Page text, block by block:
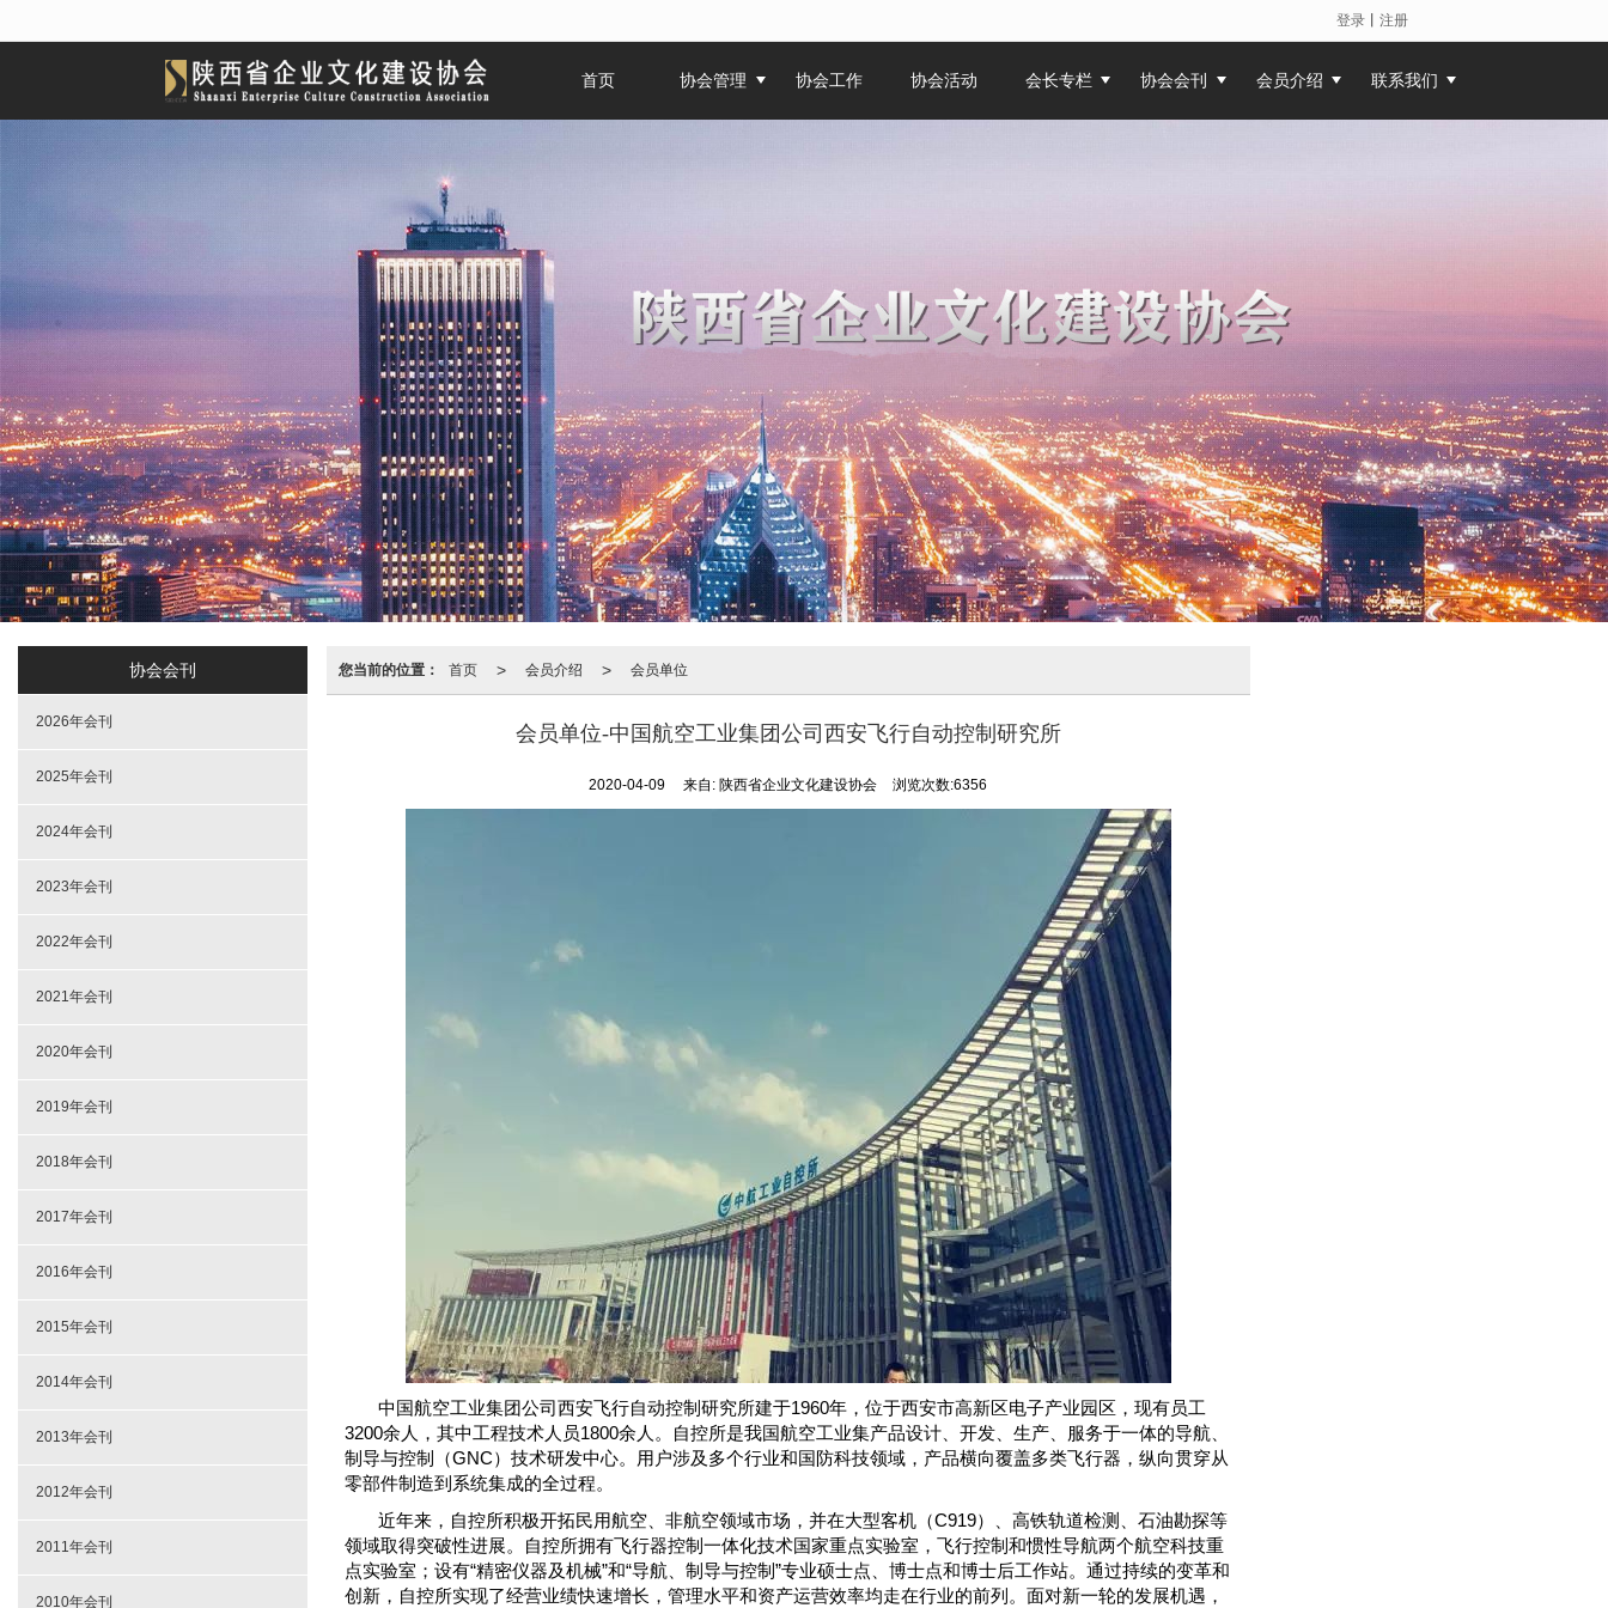
登录 注册
首页 协会管理 协会工作 协会活动 会长专栏 协会会刊 会员介绍 联系我们
您当前的位置： 首页 > 会员介绍 > 会员单位
会员单位-中国航空工业集团公司西安飞行自动控制研究所
2020-04-09 来自: 陕西省企业文化建设协会 浏览次数:6356
中国航空工业集团公司西安飞行自动控制研究所建于1960年，位于西安市高新区电子产业园区，现有员工
3200余人，其中工程技术人员1800余人。自控所是我国航空工业集产品设计、开发、生产、服务于一体的导航、
制导与控制（GNC）技术研发中心。用户涉及多个行业和国防科技领域，产品横向覆盖多类飞行器，纵向贯穿从
零部件制造到系统集成的全过程。
近年来，自控所积极开拓民用航空、非航空领域市场，并在大型客机（C919）、高铁轨道检测、石油勘探等
领域取得突破性进展。自控所拥有飞行器控制一体化技术国家重点实验室，飞行控制和惯性导航两个航空科技重
点实验室；设有“精密仪器及机械”和“导航、制导与控制”专业硕士点、博士点和博士后工作站。通过持续的变革和
创新，自控所实现了经营业绩快速增长，管理水平和资产运营效率均走在行业的前列。面对新一轮的发展机遇，
协会会刊
2026年会刊
2025年会刊
2024年会刊
2023年会刊
2022年会刊
2021年会刊
2020年会刊
2019年会刊
2018年会刊
2017年会刊
2016年会刊
2015年会刊
2014年会刊
2013年会刊
2012年会刊
2011年会刊
2010年会刊